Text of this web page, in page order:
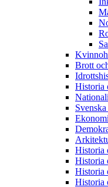
Brott
Historia
Historia
Historia
Historia
Historia